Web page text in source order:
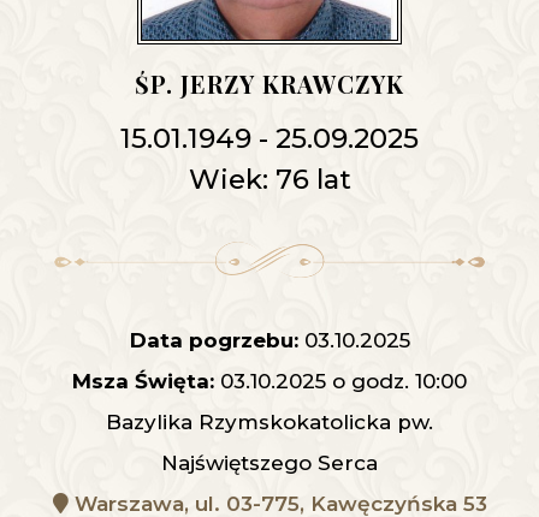
ŚP. JERZY KRAWCZYK
15.01.1949 - 25.09.2025
Wiek: 76 lat
Data pogrzebu:03.10.2025
Msza Święta: 03.10.2025 o godz. 10:00
Bazylika Rzymskokatolicka pw.
Najświętszego Serca
Warszawa, ul. 03-775, Kawęczyńska 53